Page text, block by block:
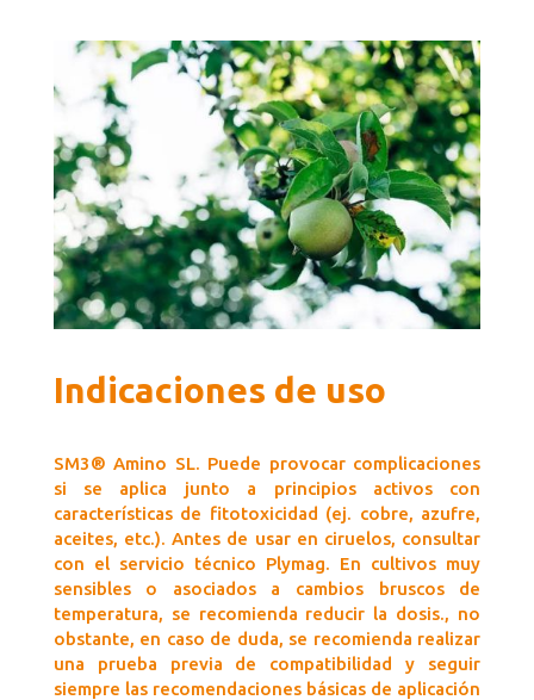
Indicaciones de uso
SM3® Amino SL. Puede provocar complicaciones
si se aplica junto a principios activos con
características de fitotoxicidad (ej. cobre, azufre,
aceites, etc.). Antes de usar en ciruelos, consultar
con el servicio técnico Plymag. En cultivos muy
sensibles o asociados a cambios bruscos de
temperatura, se recomienda reducir la dosis., no
obstante, en caso de duda, se recomienda realizar
una prueba previa de compatibilidad y seguir
siempre las recomendaciones básicas de aplicación